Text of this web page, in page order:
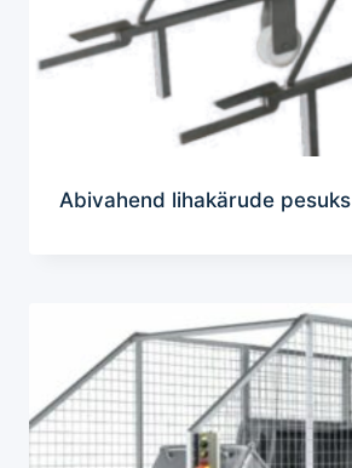
Abivahend lihakärude pesuks